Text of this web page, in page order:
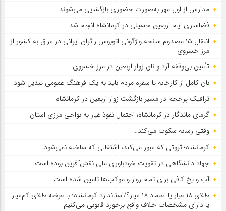
مدارس از اول مهر به‌صورت حضوری بازگشایی می‌شوند
فضاسازی ایام اربعین حسینی در کرمانشاه انجام شد
انتقال ۱۵ مصدوم سانحه واژگونی اتوبوس زائران ایرانی در عراق به کشور از
مرز خسروی
تأمین بی‌وقفه آرد و نان زوار اربعین در مرز خسروی
نان کامل از کارخانه تا سفره مردم باید به یک فرهنگ عمومی تبدیل شود
ترافیک پرحجم در مسیر بازگشت زوار اربعین در کرمانشاه
گرمای ماندگار در کرمانشاه؛ احتمال نفوذ غبار به نواحی مرزی استان
وقتی رسانه سکوت می‌کند…
کرمانشاه؛ ثروتی که عبور می‌کند، اشتغالی که ساخته نمی‌شود!
جهاد دانشگاهی در تقویت خودباوری ملی نقش‌آفرین بوده است
آب و یخ کافی برای تمام زوار و موکب‌ها تامین شده است
طلای ۱۸ عیار یا اعتماد ۱۸ عیار؟/استاندارد کرمانشاه: با عرضه طلای کم‌عیار
یا دارای مشخصات خلاف واقع برخورد قانونی می‌کنیم